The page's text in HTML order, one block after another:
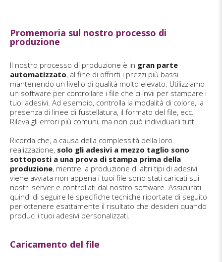
Promemoria sul nostro processo di
produzione
Il nostro processo di produzione è in gran parte
automatizzato, al fine di offrirti i prezzi più bassi
mantenendo un livello di qualità molto elevato. Utilizziamo
un software per controllare i file che ci invii per stampare i
tuoi adesivi. Ad esempio, controlla la modalità di colore, la
presenza di linee di fustellatura, il formato del file, ecc.
Rileva gli errori più comuni, ma non può individuarli tutti.
Ricorda che, a causa della complessità della loro
realizzazione, solo gli adesivi a mezzo taglio sono
sottoposti a una prova di stampa prima della
produzione, mentre la produzione di altri tipi di adesivi
viene avviata non appena i tuoi file sono stati caricati sui
nostri server e controllati dal nostro software. Assicurati
quindi di seguire le specifiche tecniche riportate di seguito
per ottenere esattamente il risultato che desideri quando
produci i tuoi adesivi personalizzati.
Caricamento del file